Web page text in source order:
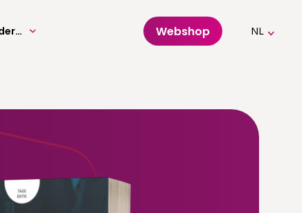
Volwassenenonderwijs Webshop NL